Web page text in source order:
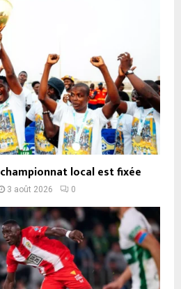
local est fixée
3 août 2026 0